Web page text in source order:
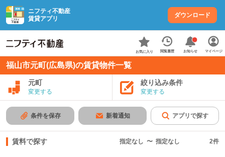
ニフティ不動産
賃貸アプリ
ダウンロード
お気に入り 閲覧履歴 お知らせ マイページ
福山市元町(広島県)の賃貸物件一覧
元町
変更する
絞り込み条件
変更する
条件を保存 新着通知 アプリで探す
賃料で探す 指定なし 〜 指定なし 2件